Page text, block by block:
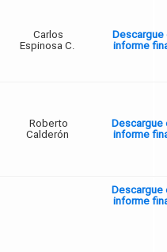
Carlos
Espinosa C.
Descargue
informe
Roberto
Calderón
Descargue
informe
Descargue
informe